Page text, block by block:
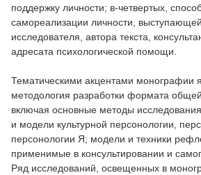
поддержку личности; в-четвертых,
самореализации личности,
исследователя, автора текста,
адресата психологической помощи.
Тематическими акцентами монографии
методология разработки формата
включая основные методы
и модели культурной персонологии,
персонологии Я; модели и техники
применимые в консультировании и
Ряд исследований, освещенных в